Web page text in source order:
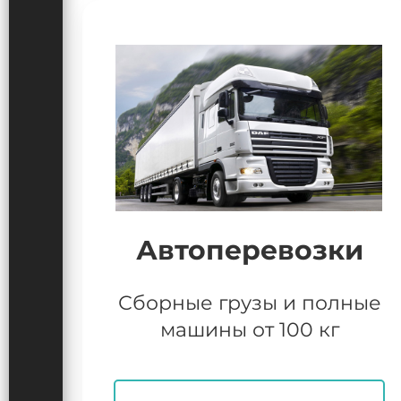
Автоперевозки
Сборные грузы и полные
машины от 100 кг